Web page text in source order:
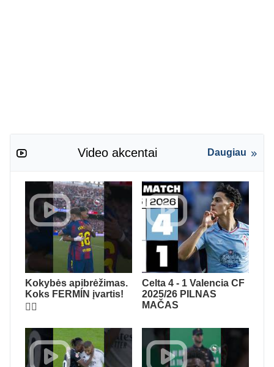
Video akcentai Daugiau
Kokybės apibrėžimas.
Koks FERMÍN įvartis!
😮‍💨
Celta 4 - 1 Valencia CF
2025/26 PILNAS
MAČAS